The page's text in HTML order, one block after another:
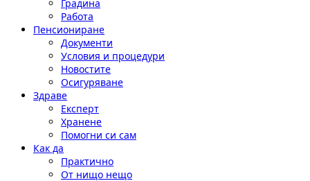
Градина
Работа
Пенсиониране
Документи
Условия и процедури
Новостите
Осигуряване
Здраве
Експерт
Хранене
Помогни си сам
Как да
Практично
От нищо нещо